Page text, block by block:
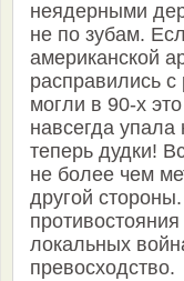
неядерными
не по зубам.
американской
расправились
могли в 90-х
навсегда
теперь дудки!
не более чем
другой
локальных
превосходство.